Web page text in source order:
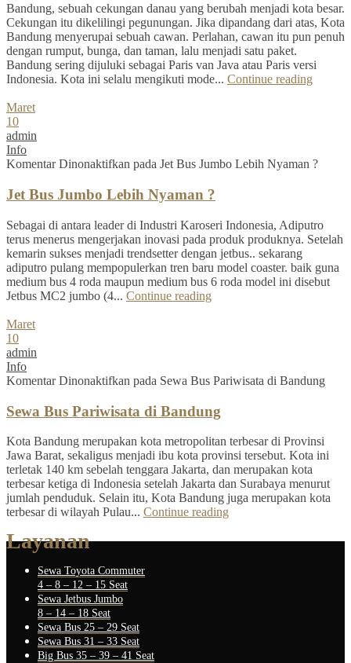
Bandung, sebuah cekungan danau yang berubah menjadi kota besar.
Cekungan itu dikelilingi pegunungan. Jika dipandang dari atas, Kota
Bandung menyerupai sebuah cawan. Perlahan, cawan itu pun penuh
dengan rumput, bunga, dan taman, lalu menjadi satu paket.
Bandung sering dijuluki sebagai Paris van Java atau Paris versi
Indonesia. Kota ini selalu mengikuti mode... Continue reading
Maret
10
admin
Info
Komentar Dinonaktifkan pada Jet Bus Jumbo Lebih Nyaman ?
Jet Bus Jumbo Lebih Nyaman ?
Sebagai di antara leader di Industri Karoseri Indonesia, Adiputro
terus menerus mengerjakan inovasi pada produk produknya. Setelah
kemarin sukses menjadi trendsetter dengan jetbus.. sekarang
adiputro pulang mempopulerkan tren baru model coaster. baik guna
medium bus 4 roda maupun medium bus 6 roda model ini disebut
Jetbus MC2 jumbo (4... Continue reading
Maret
10
admin
Info
Komentar Dinonaktifkan pada Sewa Bus Pariwisata di Bandung
Sewa Bus Pariwisata di Bandung
Kota Bandung merupakan kota metropolitan terbesar di Provinsi
Jawa Barat, sekaligus menjadi ibu kota provinsi tersebut. Kota ini
terletak 140 km sebelah tenggara Jakarta, dan merupakan kota
terbesar ketiga di Indonesia setelah Jakarta dan Surabaya menurut
jumlah penduduk. Selain itu, Kota Bandung juga merupakan kota
terbesar di wilayah Pulau... Continue reading
Layanan
Sewa Toyota Commuter
4 – 8 – 12 – 15 Seat
Sewa Jetbus Jumbo
8 – 14 – 18 Seat
Sewa Bus 25 – 29 Seat
Sewa Bus 31 – 33 Seat
Big Bus 35 – 39 – 41 Seat